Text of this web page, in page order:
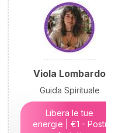
Viola Lombardo
Guida Spirituale
Libera le tue
energie | €1 - Posti